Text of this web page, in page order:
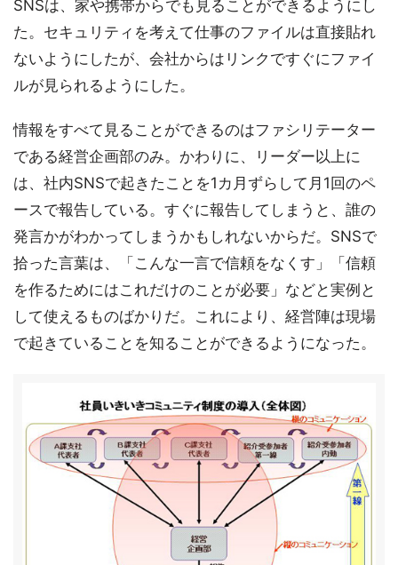
SNSは、家や携帯からでも見ることができるようにし
た。セキュリティを考えて仕事のファイルは直接貼れ
ないようにしたが、会社からはリンクですぐにファイ
ルが見られるようにした。
情報をすべて見ることができるのはファシリテーター
である経営企画部のみ。かわりに、リーダー以上に
は、社内SNSで起きたことを1カ月ずらして月1回のペ
ースで報告している。すぐに報告してしまうと、誰の
発言かがわかってしまうかもしれないからだ。SNSで
拾った言葉は、「こんな一言で信頼をなくす」「信頼
を作るためにはこれだけのことが必要」などと実例と
して使えるものばかりだ。これにより、経営陣は現場
で起きていることを知ることができるようになった。